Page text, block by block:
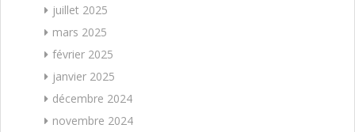
juillet 2025
mars 2025
février 2025
janvier 2025
décembre 2024
novembre 2024